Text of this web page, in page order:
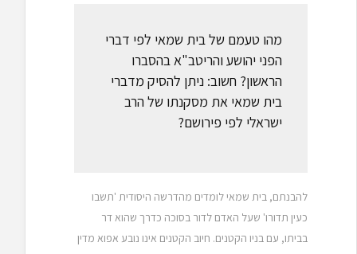
מהו טעמם של בית שמאי לפי דברי
הפני יהושע והריטב"א בהסברו
הראשון? חשוב: ניתן להסיק מדברי
בית שמאי את מסקנתו של הרב
ישראלי לפי פירושם?
להבנתם, בית שמאי לומדים מהדרשה היסודית 'תשבו
כעין תדורו' שעל האדם לדור בסוכה כדרך שהוא דר
בביתו, עם בניו הקטנים. חיוב הקטנים אינו נובע אפוא מדין